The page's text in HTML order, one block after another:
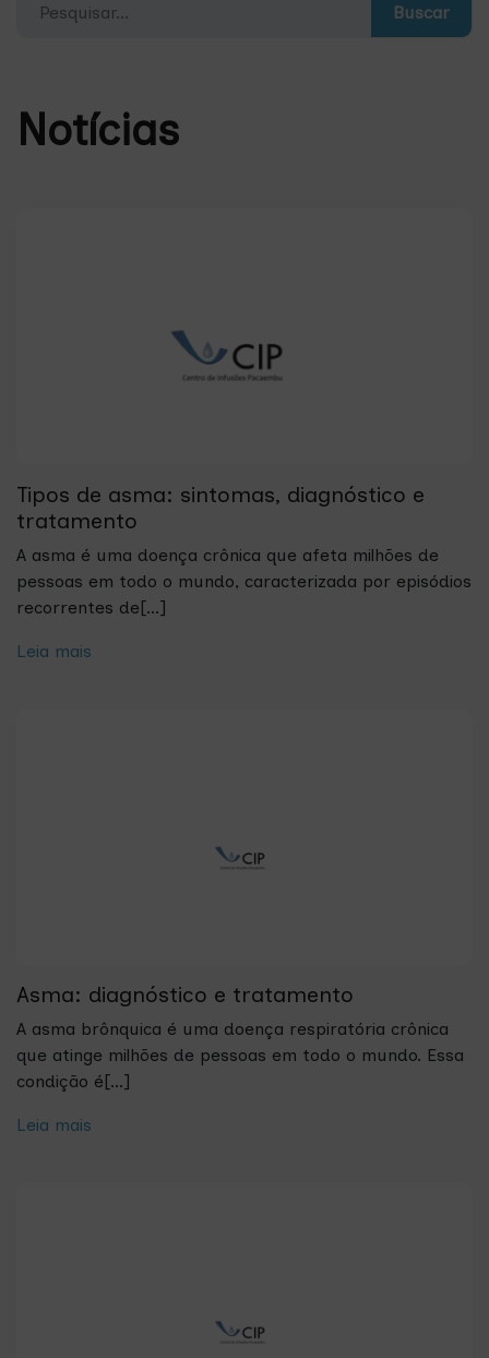
Buscar
Notícias
Tipos de asma: sintomas, diagnóstico e
tratamento
A asma é uma doença crônica que afeta milhões de
pessoas em todo o mundo, caracterizada por episódios
recorrentes de[...]
Leia mais
Asma: diagnóstico e tratamento
A asma brônquica é uma doença respiratória crônica
que atinge milhões de pessoas em todo o mundo. Essa
condição é[...]
Leia mais